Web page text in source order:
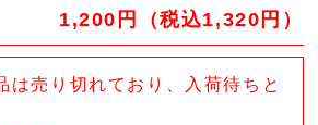
1,200円（税込1,320円）
は売り切れており、入荷待ちと